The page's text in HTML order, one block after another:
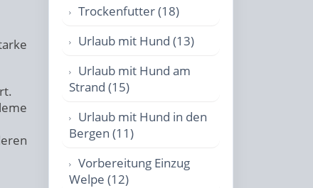
Trockenfutter (18)
Urlaub mit Hund (13)
Urlaub mit Hund am
Strand (15)
Urlaub mit Hund in den
Bergen (11)
Vorbereitung Einzug
Welpe (12)